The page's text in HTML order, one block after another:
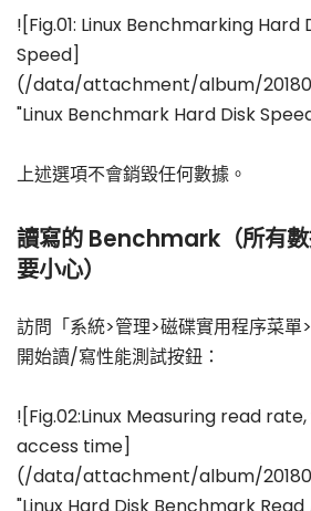
![Fig.01: Linux Benchmarking Hard
Speed]
(/data/attachment/album/
"Linux Benchmark Hard Disk
上述選項不會銷毀任何數據。
讀寫的 Benchmark（所有數
要小心）
訪問「系統>管理>磁碟實用程序菜單
開始讀/寫性能測試按鈕：
![Fig.02:Linux Measuring read
access time]
(/data/attachment/album/
"Linux Hard Disk Benchmark